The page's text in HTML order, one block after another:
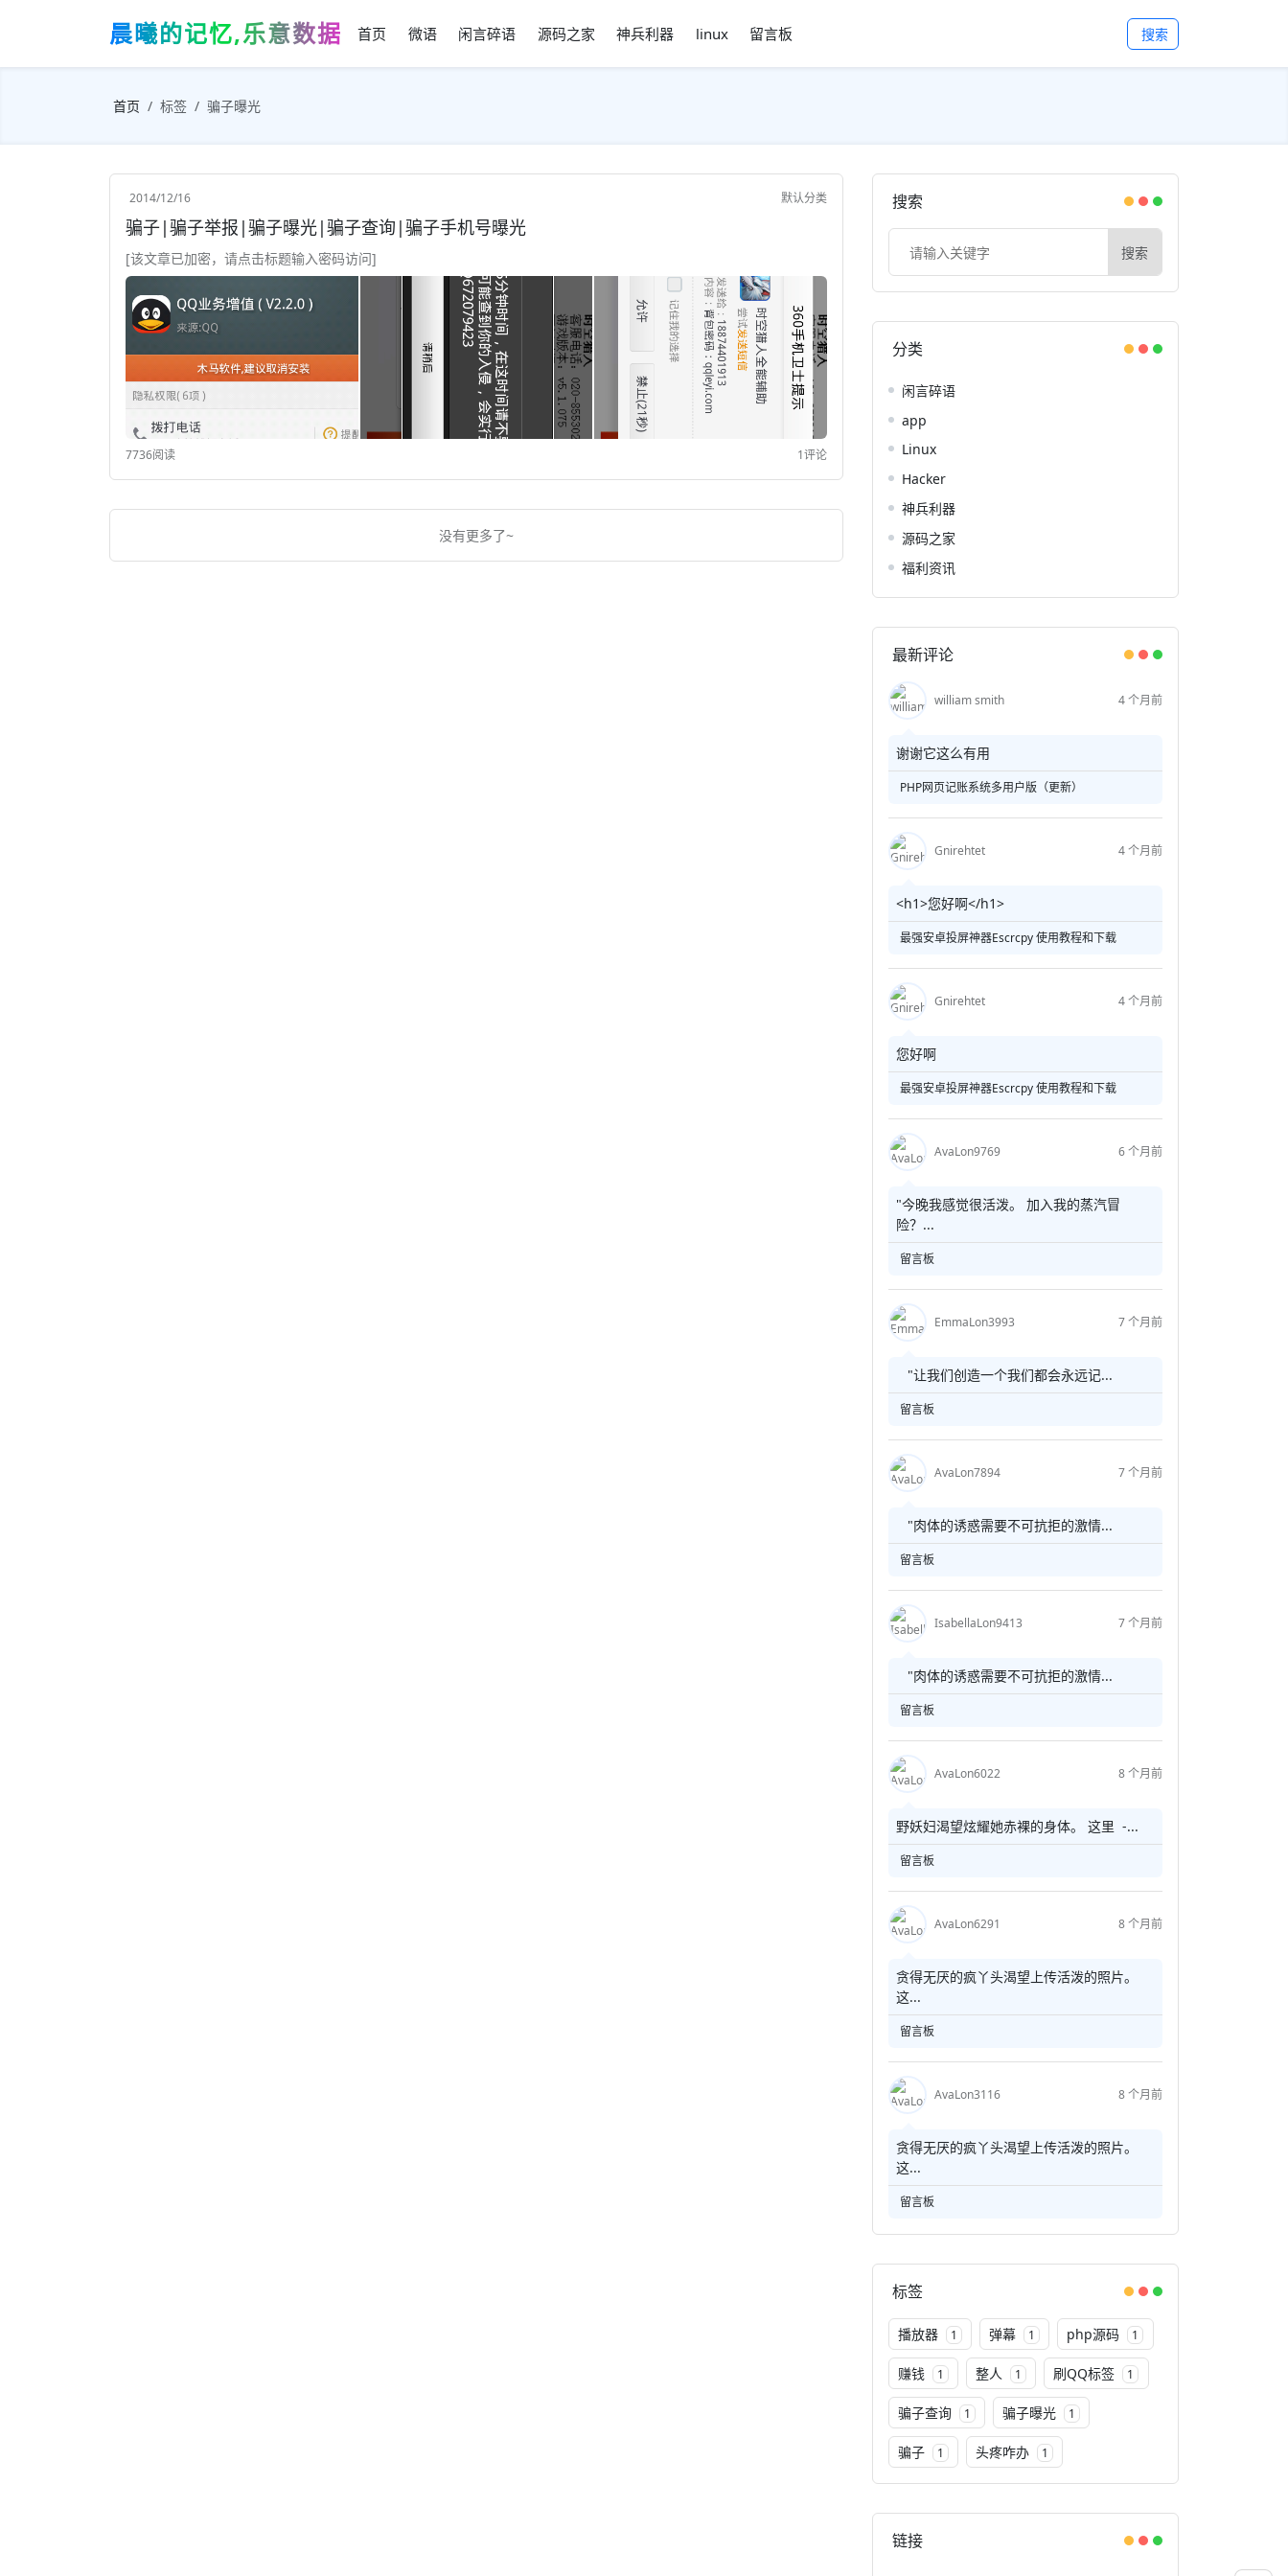
晨曦的记忆,乐意数据 首页 微语 闲言碎语 源码之家 神兵利器 linux 留言板 搜索
首页 标签 骗子曝光
2014/12/16 默认分类
骗子|骗子举报|骗子曝光|骗子查询|骗子手机号曝光
[该文章已加密，请点击标题输入密码访问]
7736阅读 1评论
没有更多了~
搜索
搜索
分类
闲言碎语
app
Linux
Hacker
神兵利器
源码之家
福利资讯
最新评论
william smith 4 个月前
谢谢它这么有用
PHP网页记账系统多用户版（更新）
Gnirehtet 4 个月前
<h1>您好啊</h1>
最强安卓投屏神器Escrcpy 使用教程和下载
Gnirehtet 4 个月前
您好啊
最强安卓投屏神器Escrcpy 使用教程和下载
AvaLon9769 6 个月前
"今晚我感觉很活泼。 加入我的蒸汽冒
险？...
留言板
EmmaLon3993 7 个月前
"让我们创造一个我们都会永远记...
留言板
AvaLon7894 7 个月前
"肉体的诱惑需要不可抗拒的激情...
留言板
IsabellaLon9413 7 个月前
"肉体的诱惑需要不可抗拒的激情...
留言板
AvaLon6022 8 个月前
野妖妇渴望炫耀她赤裸的身体。 这里 -...
留言板
AvaLon6291 8 个月前
贪得无厌的疯丫头渴望上传活泼的照片。
这...
留言板
AvaLon3116 8 个月前
贪得无厌的疯丫头渴望上传活泼的照片。
这...
留言板
标签
播放器 1 弹幕 1 php源码 1
赚钱 1 整人 1 刷QQ标签 1
骗子查询 1 骗子曝光 1
骗子 1 头疼咋办 1
链接